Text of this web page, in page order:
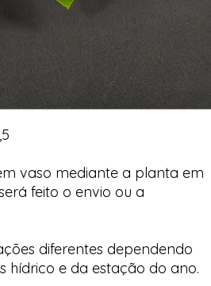
vaso mediante a planta em
feito o envio ou a
diferentes dependendo
hídrico e da estação do ano.